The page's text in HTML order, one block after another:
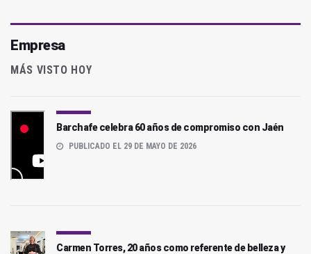
Empresa
MÁS VISTO HOY
Barchafe celebra 60 años de compromiso con Jaén
PUBLICADO EL 29 DE MAYO DE 2026
Carmen Torres, 20 años como referente de belleza y